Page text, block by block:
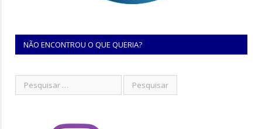
NÃO ENCONTROU O QUE QUERIA?